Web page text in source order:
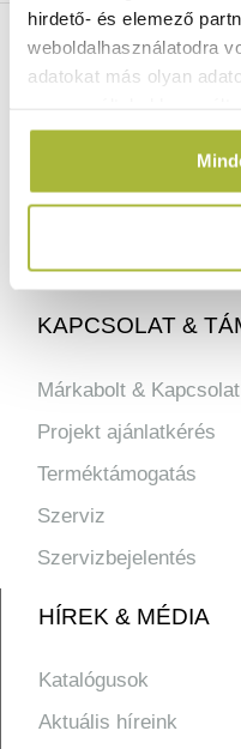
hirdető- és elemező
weboldalhasználatodra
adatokat más olyan
info@hfse.hu
KAPCSOLAT &
Márkabolt & Kapcsolat
Projekt ajánlatkérés
Terméktámogatás
Szerviz
Szervizbejelentés
HÍREK & MÉDIA
Katalógusok
Aktuális híreink